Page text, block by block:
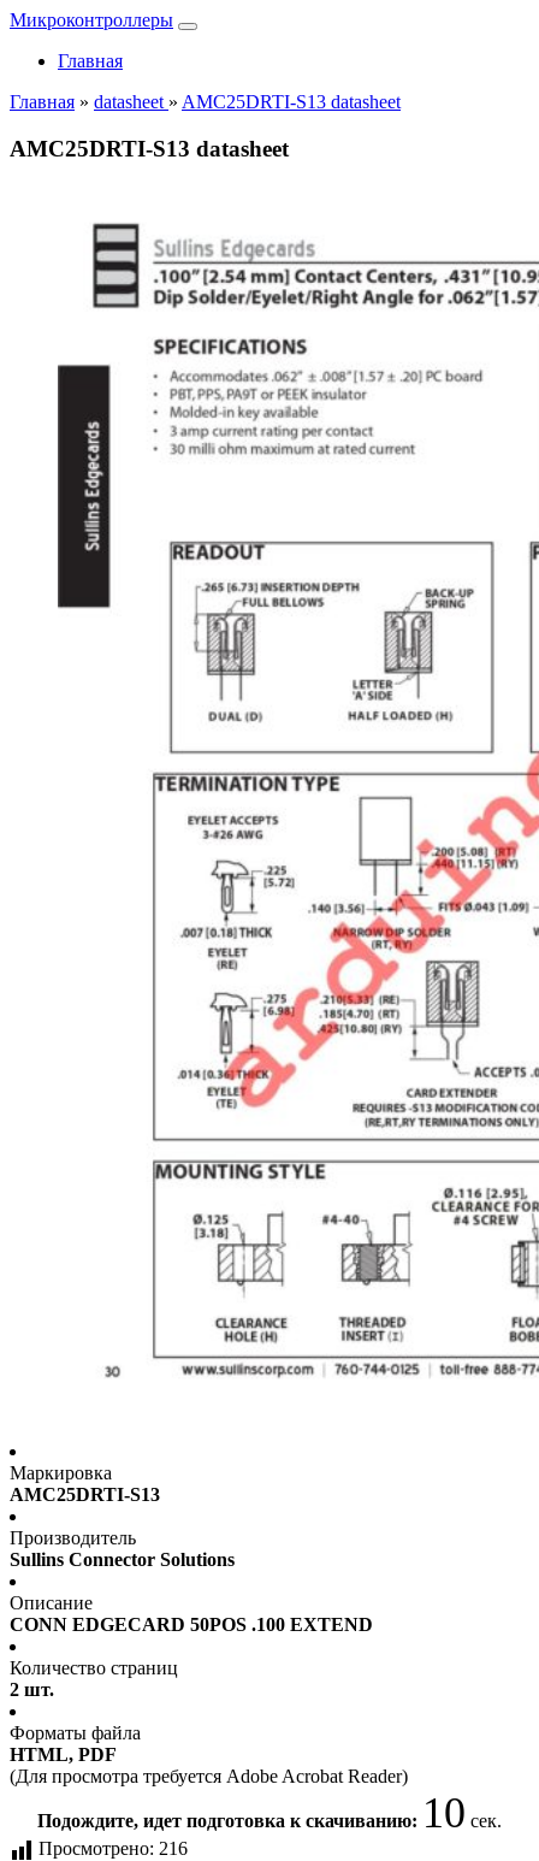
Микроконтроллеры
Главная
Главная » datasheet » AMC25DRTI-S13 datasheet
AMC25DRTI-S13 datasheet
Маркировка
AMC25DRTI-S13
Производитель
Sullins Connector Solutions
Описание
CONN EDGECARD 50POS .100 EXTEND
Количество страниц
2 шт.
Форматы файла
HTML, PDF
(Для просмотра требуется Adobe Acrobat Reader)
Подождите, идет подготовка к скачиванию: 10 сек.
Просмотрено: 216